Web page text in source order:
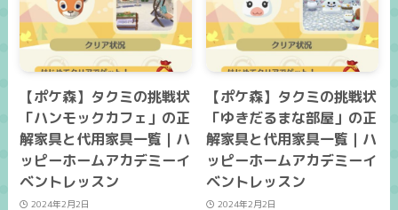
【ポケ森】タクミの挑戦状
「ハンモックカフェ」の正
解家具と代用家具一覧｜ハ
ッピーホームアカデミーイ
ベントレッスン
2024年2月2日
【ポケ森】タクミの挑戦状
「ゆきだるまな部屋」の正
解家具と代用家具一覧｜ハ
ッピーホームアカデミーイ
ベントレッスン
2024年2月2日